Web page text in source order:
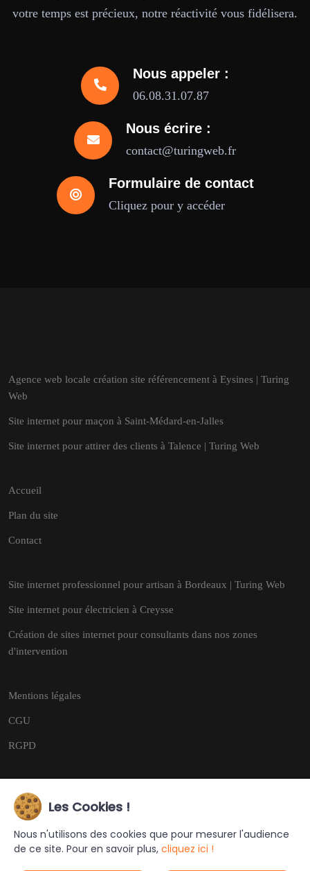
votre temps est précieux, notre réactivité vous fidélisera.
Nous appeler :
06.08.31.07.87
Nous écrire :
contact@turingweb.fr
Formulaire de contact
Cliquez pour y accéder
Agence web locale création site référencement à Eysines | Turing
Web
Site internet pour maçon à Saint-Médard-en-Jalles
Site internet pour attirer des clients à Talence | Turing Web
Accueil
Plan du site
Contact
Site internet professionnel pour artisan à Bordeaux | Turing Web
Site internet pour électricien à Creysse
Création de sites internet pour consultants dans nos zones
d'intervention
Mentions légales
CGU
RGPD
Copyright © 2026
Ce site a été créé et est géré par Turing Web
Les Cookies !
Nous n'utilisons des cookies que pour mesurer l'audience
de ce site. Pour en savoir plus, cliquez ici !